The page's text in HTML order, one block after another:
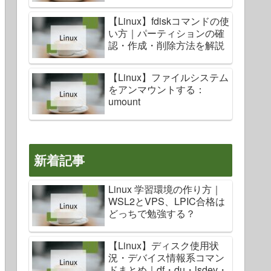
【Linux】fdiskコマンドの使
い方｜パーティションの確
認・作成・削除方法を解説
【Linux】ファイルシステム
をアンマウントする：
umount
新着記事
Linux 学習環境の作り方｜
WSL2とVPS、LPIC合格は
どっちで勉強する？
【Linux】ディスク使用状
況・デバイス情報系コマン